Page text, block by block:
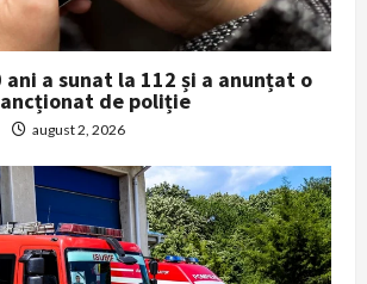
a sunat la 112 și a anunțat o
de poliție
august 2, 2026